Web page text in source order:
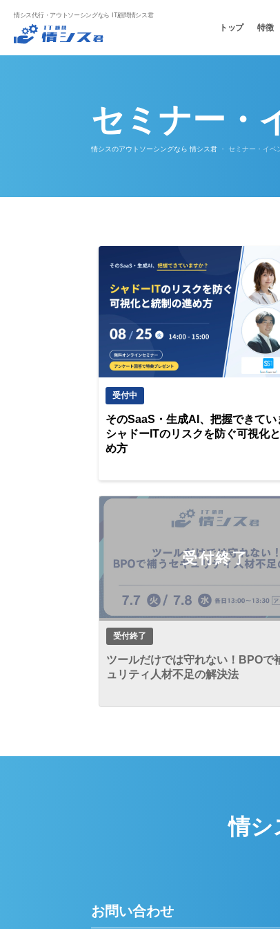
情シス代行・アウトソーシングなら IT顧問情シス君
トップ 特徴
セミナー・
情シスのアウトソーシングなら 情シス君 ・ セミナー・イベ
受付中
そのSaaS・生成AI、把握できてい
シャドーITのリスクを防ぐ可視化
め方
受付終了
受付終了
ツールだけでは守れない！BPOで
ュリティ人材不足の解決法
情シ
お問い合わせ